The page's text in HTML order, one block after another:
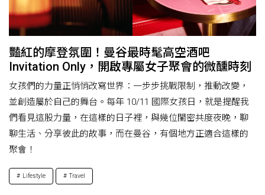
豔紅的摩登氛圍！曼谷最時髦高空酒吧
Invitation Only，開啟專屬女子聚會的微醺時刻
女孩們的力量正悄悄改寫世界：一步步挑戰限制，推動改變，
並創造屬於自己的舞台。每年 10/11 國際女孩日，就是提醒我
們看見這股力量，在這樣的日子裡，與幾位閨密共度夜晚，聊
聊生活、分享彼此的故事，而在曼谷，有個地方正適合這樣的
聚會！
Lifestyle Travel